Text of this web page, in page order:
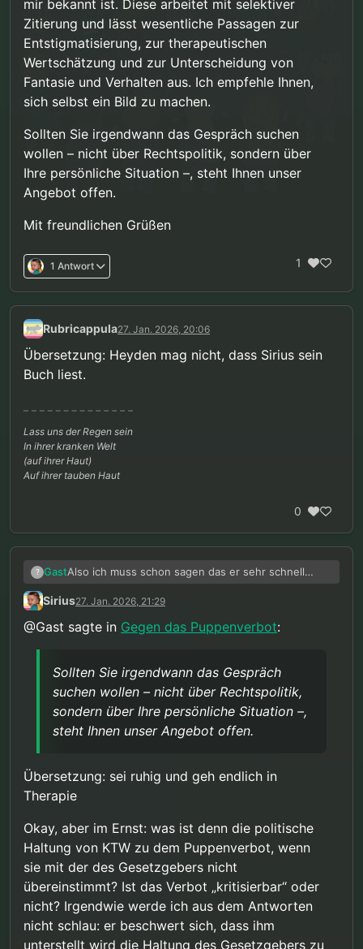
mir bekannt ist. Diese arbeitet mit selektiver
Zitierung und lässt wesentliche Passagen zur
Entstigmatisierung, zur therapeutischen
Wertschätzung und zur Unterscheidung von
Fantasie und Verhalten aus. Ich empfehle Ihnen,
sich selbst ein Bild zu machen.
Sollten Sie irgendwann das Gespräch suchen
wollen – nicht über Rechtspolitik, sondern über
Ihre persönliche Situation –, steht Ihnen unser
Angebot offen.
Mit freundlichen Grüßen
1 Antwort 1
Rubricappula27. Jan. 2026, 20:06
Übersetzung: Heyden mag nicht, dass Sirius sein
Buch liest.
Lass uns der Regen sein
In ihrer kranken Welt
(auf ihrer Haut)
Auf ihrer tauben Haut
0
? GastAlso ich muss schon sagen das er sehr schnell
antwortet. Das schätze ich dann doch irgendwo:
Sehr geehrte/r,
Zur Evidenzlage bei Puppen: Sie haben Recht, dass
erste Studien vorliegen. Die Befundlage ist
allerdings methodisch eingeschränkt – weshalb ich
von keiner belastbaren Evidenz sprach. Ob die
belegen oder lediglich keine unmittelbare
Risikoerhöhung nachweisbar ist, bleibt
wissenschaftlich offen. Wir verfolgen die Forschung
Zum Fachbuch: Die Formulierung zum “Schutz der
Menschenwürde” gibt die juristische Begründung
Haltung. Ein Fachbuch für die psychosoziale Praxis
muss die Rechtslage korrekt darstellen, auch wo
diese kritisierbar ist.
Gedankenwelt”: Dies ist weder unser Ziel noch
unsere Haltung. Das Buch betont ausdrücklich:
“Man ist nicht verantwortlich für seine sexuellen
schon.” Fantasien werden therapeutisch nicht
moralisch bewertet. Dass Sie zu einem anderen
Eindruck gelangt sind, lässt mich vermuten, dass
Sie sich auf eine Online-Rezension stützen, die mir
bekannt ist. Diese arbeitet mit selektiver Zitierung
und lässt wesentliche Passagen zur
Entstigmatisierung, zur therapeutischen
Wertschätzung und zur Unterscheidung von
Sollten Sie irgendwann das Gespräch suchen
wollen – nicht über Rechtspolitik, sondern über Ihre
offen.
Sirius27. Jan. 2026, 21:29
@Gast sagte in Gegen das Puppenverbot:
Sollten Sie irgendwann das Gespräch
suchen wollen – nicht über Rechtspolitik,
sondern über Ihre persönliche Situation –,
steht Ihnen unser Angebot offen.
Übersetzung: sei ruhig und geh endlich in
Therapie
Okay, aber im Ernst: was ist denn die politische
Haltung von KTW zu dem Puppenverbot, wenn
sie mit der des Gesetzgebers nicht
übereinstimmt? Ist das Verbot „kritisierbar“ oder
nicht? Irgendwie werde ich aus dem Antworten
nicht schlau: er beschwert sich, dass ihm
unterstellt wird die Haltung des Gesetzgebers zu